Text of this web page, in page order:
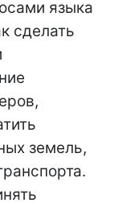
языка
сделать
земель,